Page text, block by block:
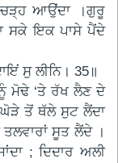
ਚੜ੍ਹ ਆਉਂਦਾ ।ਗੁਰੂ
ਸਕੇ ਇਕ ਪਾਸੇ ਪੈਂਦੇ
ਸੁ ਲੀਨਿ। 35॥
ਮੋਢੇ ‘ਤੇ ਰੱਖ ਲੈਣ ਦੇ
ਘੋੜੇ ਤੋਂ ਥੱਲੇ ਸੁਟ ਲੈਂਦਾ
ਸੂਤ ਲੈਂਦੇ ।
; ਦਿਦਾਰ ਅਲੀ